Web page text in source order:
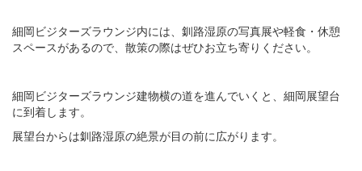
細岡ビジターズラウンジ内には、釧路湿原の写真展や軽食・休憩
スペースがあるので、散策の際はぜひお立ち寄りください。
細岡ビジターズラウンジ建物横の道を進んでいくと、細岡展望台
に到着します。
展望台からは釧路湿原の絶景が目の前に広がります。